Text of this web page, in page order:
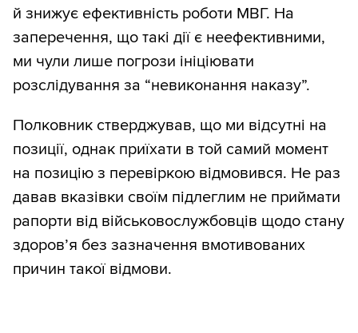
й знижує ефективність роботи МВГ. На
заперечення, що такі дії є неефективними,
ми чули лише погрози ініціювати
розслідування за “невиконання наказу”.
Полковник стверджував, що ми відсутні на
позиції, однак приїхати в той самий момент
на позицію з перевіркою відмовився. Не раз
давав вказівки своїм підлеглим не приймати
рапорти від військовослужбовців щодо стану
здоров’я без зазначення вмотивованих
причин такої відмови.